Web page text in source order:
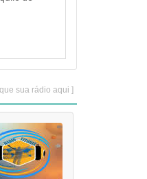
sua rádio aqui ]